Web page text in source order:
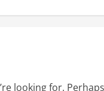
looking for.